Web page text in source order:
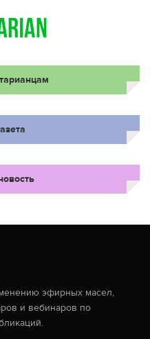
эфирных масел,
и вебинаров по